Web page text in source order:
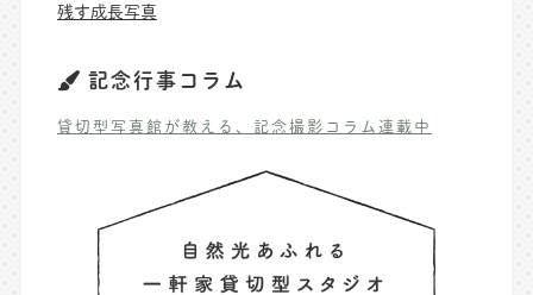
残す成長写真
記念行事コラム
貸切型写真館が教える、記念撮影コラム連載中